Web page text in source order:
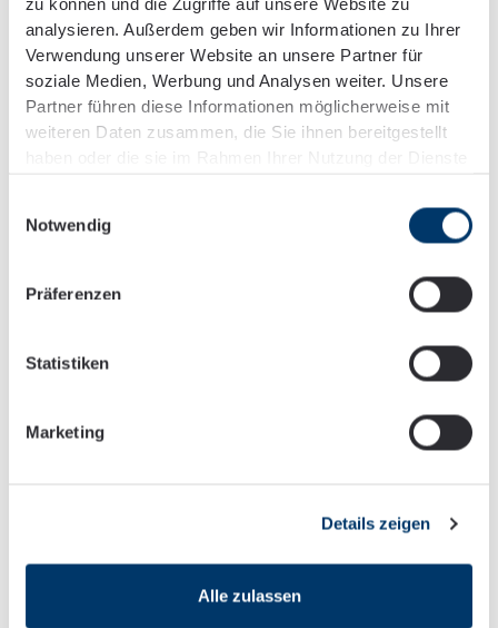
zu können und die Zugriffe auf unsere Website zu
analysieren. Außerdem geben wir Informationen zu Ihrer
Verwendung unserer Website an unsere Partner für
soziale Medien, Werbung und Analysen weiter. Unsere
Partner führen diese Informationen möglicherweise mit
weiteren Daten zusammen, die Sie ihnen bereitgestellt
Notwendig
Präferenzen
Statistiken
Marketing
Details zeigen
Alle zulassen
Dresden Titans